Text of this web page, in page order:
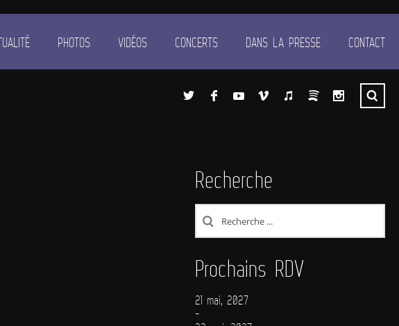
PHOTOS VIDÉOS CONCERTS DANS LA PRESSE CONTACT
Recherche
Prochains RDV
21 mai, 2027
-